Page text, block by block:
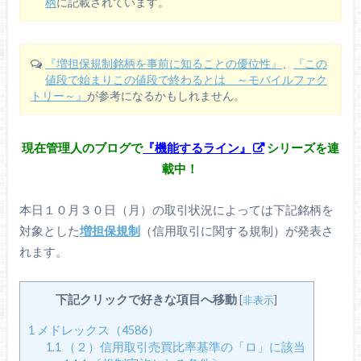
『増担保規制銘柄を事前に知ることの優位性』
『この
値段で始まりこの値段で終わるとは ～モバイルファク
トリー～』 が参考になるかもしれません。
現在管理人のブログで『機能するライン』
シリーズを連
載中！
本日１０月３０日（月）の取引状況によっては下記銘柄を
対象とした増担保規制（信用取引に関する規制）が発表さ
れます。
下記クリックで好きな項目へ移動 [非表示]
1 メドレックス（4586）
1.1
（２）信用取引売買比率基準の「ロ」に該当